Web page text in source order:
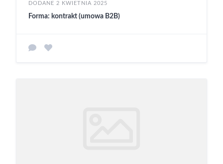
DODANE 2 KWIETNIA 2025
Forma: kontrakt (umowa B2B)